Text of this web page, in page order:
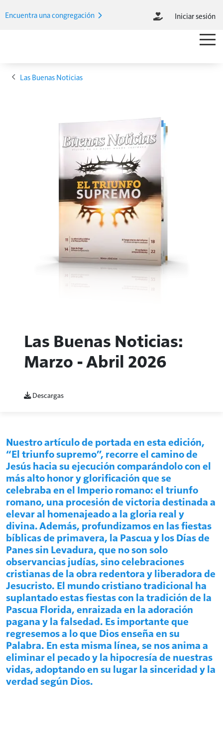
Encuentra una congregación
Iniciar sesión
Main
Ruta de navegación
Las Buenas Noticias
Las Buenas Noticias:
Marzo - Abril 2026
Descargas
Nuestro artículo de portada en esta edición,
“El triunfo supremo”, recorre el camino de
Jesús hacia su ejecución comparándolo con el
más alto honor y glorificación que se
celebraba en el Imperio romano: el triunfo
romano, una procesión de victoria destinada a
elevar al homenajeado a la gloria real y
divina. Además, profundizamos en las fiestas
bíblicas de primavera, la Pascua y los Días de
Panes sin Levadura, que no son solo
observancias judías, sino celebraciones
cristianas de la obra redentora y liberadora de
Jesucristo. El mundo cristiano tradicional ha
suplantado estas fiestas con la tradición de la
Pascua Florida, enraizada en la adoración
pagana y la falsedad. Es importante que
regresemos a lo que Dios enseña en su
Palabra. En esta misma línea, se nos anima a
eliminar el pecado y la hipocresía de nuestras
vidas, adoptando en su lugar la sinceridad y la
verdad según Dios.